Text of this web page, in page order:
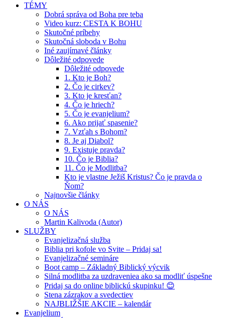
TÉMY
Dobrá správa od Boha pre teba
Video kurz: CESTA K BOHU
Skutočné príbehy
Skutočná sloboda v Bohu
Iné zaujímavé články
Dôležité odpovede
Dôležité odpovede
1. Kto je Boh?
2. Čo je cirkev?
3. Kto je kresťan?
4. Čo je hriech?
5. Čo je evanjelium?
6. Ako prijať spasenie?
7. Vzťah s Bohom?
8. Je aj Diabol?
9. Existuje pravda?
10. Čo je Biblia?
11. Čo je Modlitba?
Kto je vlastne Ježiš Kristus? Čo je pravda o
Ňom?
Najnovšie články
O NÁS
O NÁS
Martin Kalivoda (Autor)
SLUŽBY
Evanjelizačná služba
Biblia pri kofole vo Svite – Pridaj sa!
Evanjelizačné semináre
Boot camp – Základný Biblický výcvik
Silná modlitba za uzdraveniea ako sa modliť úspešne
Pridaj sa do online biblickú skupinku! 😊
Stena zázrakov a svedectiev
NAJBLIŽŠIE AKCIE – kalendár
Evanjelium